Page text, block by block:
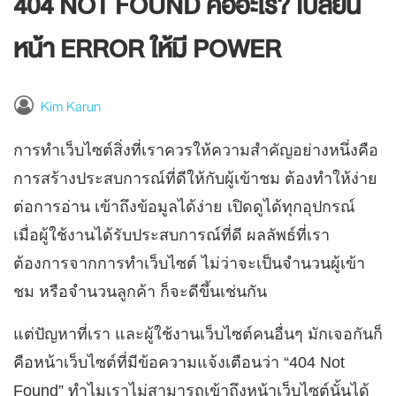
หน้า ERROR ให้มี POWER
Kim Karun
การทำเว็บไซต์สิ่งที่เราควรให้ความสำคัญอย่างหนึ่งคือ
การสร้างประสบการณ์ที่ดีให้กับผู้เข้าชม ต้องทำให้ง่าย
ต่อการอ่าน เข้าถึงข้อมูลได้ง่าย เปิดดูได้ทุกอุปกรณ์
เมื่อผู้ใช้งานได้รับประสบการณ์ที่ดี ผลลัพธ์ที่เรา
ต้องการจากการทำเว็บไซต์ ไม่ว่าจะเป็นจำนวนผู้เข้า
ชม หรือจำนวนลูกค้า ก็จะดีขึ้นเช่นกัน
แต่ปัญหาที่เรา และผู้ใช้งานเว็บไซต์คนอื่นๆ มักเจอกันก็
คือหน้าเว็บไซต์ที่มีข้อความแจ้งเตือนว่า “404 Not
Found” ทำไมเราไม่สามารถเข้าถึงหน้าเว็บไซต์นั้นได้